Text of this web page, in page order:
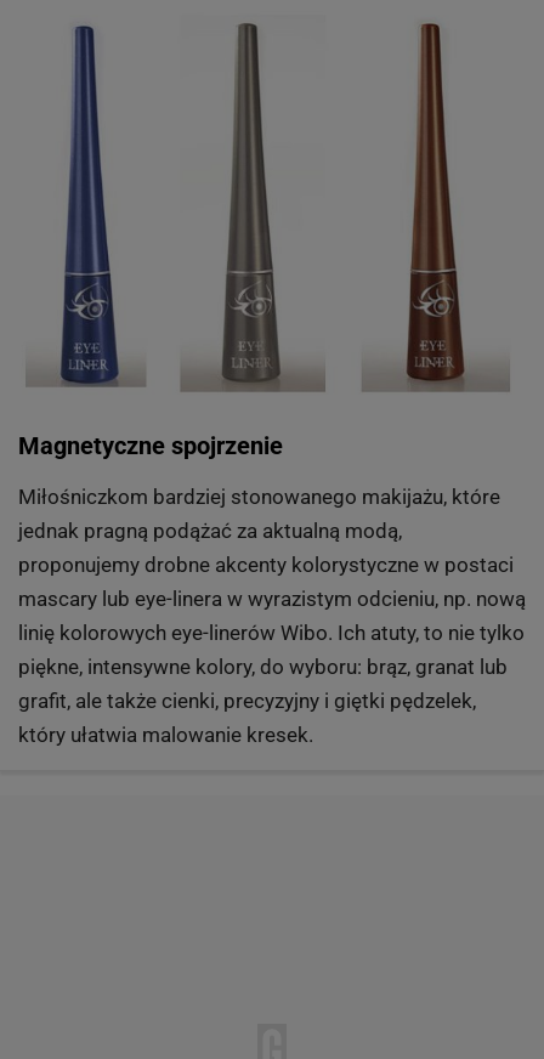
Magnetyczne spojrzenie
Miłośniczkom bardziej stonowanego makijażu, które
jednak pragną podążać za aktualną modą,
proponujemy drobne akcenty kolorystyczne w postaci
mascary lub eye-linera w wyrazistym odcieniu, np. nową
linię kolorowych eye-linerów Wibo. Ich atuty, to nie tylko
piękne, intensywne kolory, do wyboru: brąz, granat lub
grafit, ale także cienki, precyzyjny i giętki pędzelek,
który ułatwia malowanie kresek.